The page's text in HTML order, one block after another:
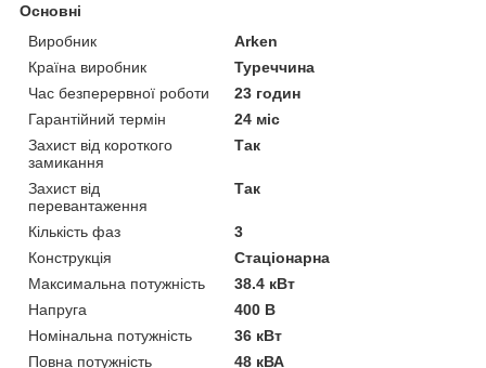
Основні
Виробник
Arken
Країна виробник
Туреччина
Час безперервної роботи
23 годин
Гарантійний термін
24 міс
Захист від короткого
замикання
Так
Захист від
перевантаження
Так
Кількість фаз
3
Конструкція
Стаціонарна
Максимальна потужність
38.4 кВт
Напруга
400 В
Номінальна потужність
36 кВт
Повна потужність
48 кВА